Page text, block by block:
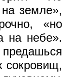
земле»,
«но
на небе».
сокровищ,